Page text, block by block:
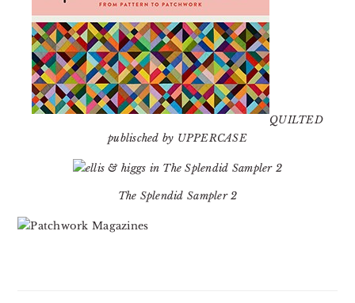
QUILTED
publisched by UPPERCASE
The Splendid Sampler 2